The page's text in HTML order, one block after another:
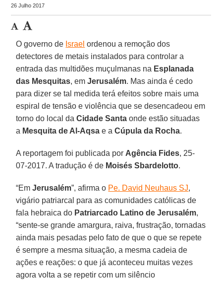
26 Julho 2017
O governo de Israel ordenou a remoção dos
detectores de metais instalados para controlar a
entrada das multidões muçulmanas na Esplanada
das Mesquitas, emJerusalém. Mas ainda é cedo
para dizer se tal medida terá efeitos sobre mais uma
espiral de tensão e violência que se desencadeou em
torno do local daCidade Santa onde estão situadas
a Mesquita de Al-Aqsa e aCúpula da Rocha.
A reportagem foi publicada por Agência Fides, 25-
07-2017. A tradução é de Moisés Sbardelotto.
“EmJerusalém”, afirma o Pe. David Neuhaus SJ,
vigário patriarcal para as comunidades católicas de
fala hebraica do Patriarcado Latino de Jerusalém,
“sente-se grande amargura, raiva, frustração, tornadas
ainda mais pesadas pelo fato de que o que se repete
é sempre a mesma situação, a mesma cadeia de
ações e reações: o que já aconteceu muitas vezes
agora volta a se repetir com um silêncio